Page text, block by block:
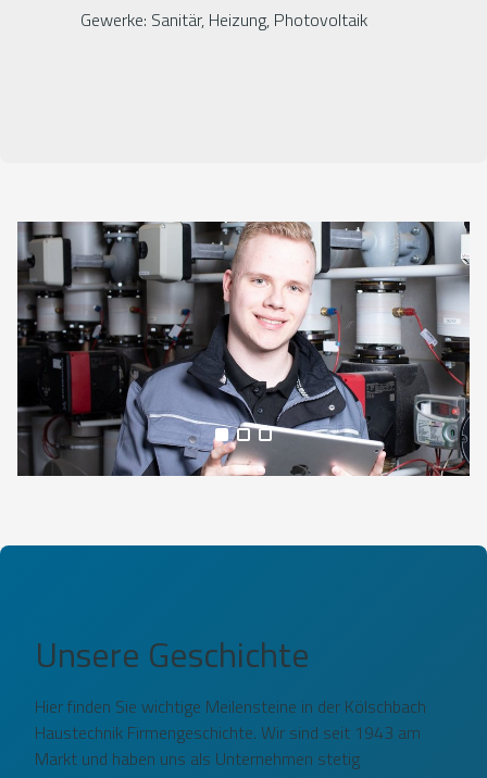
Gewerke: Sanitär, Heizung, Photovoltaik
Alle Medien anzeigen
Unsere Geschichte
Hier finden Sie wichtige Meilensteine in der Kölschbach
Haustechnik Firmengeschichte. Wir sind seit 1943 am
Markt und haben uns als Unternehmen stetig